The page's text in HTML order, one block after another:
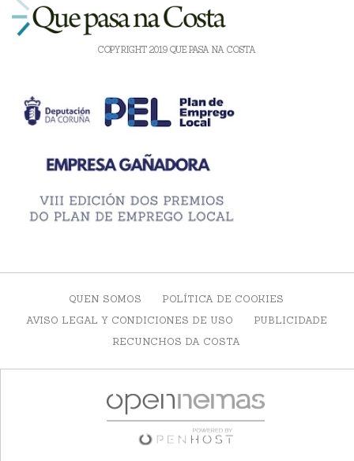
COPYRIGHT 2019 QUE PASA NA COSTA
QUEN SOMOS
POLÍTICA DE COOKIES
AVISO LEGAL Y CONDICIONES DE USO
PUBLICIDADE
RECUNCHOS DA COSTA